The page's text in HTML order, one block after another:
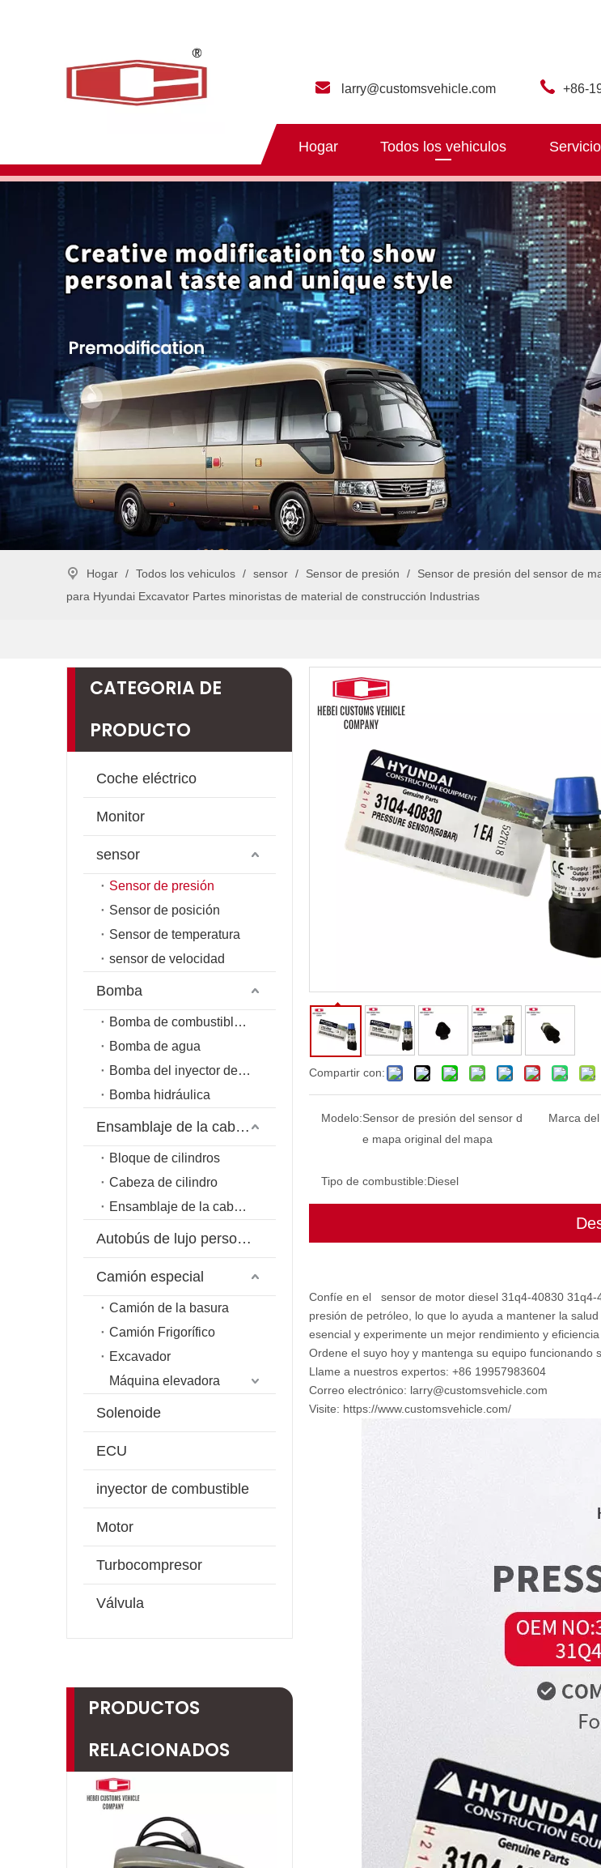
larry@customsvehicle.com +86-
Hogar Todos los vehiculos Servicio
Hogar / Todos los vehiculos / sensor / Sensor de presión /
Sensor de presión del sensor de
para Hyundai Excavator Partes minoristas de material de construcción Industrias
CATEGORIA DE
PRODUCTO
Coche eléctrico
Monitor
sensor
Sensor de presión
Sensor de posición
Sensor de temperatura
sensor de velocidad
Bomba
Bomba de combustible de riel común
Bomba de agua
Bomba del inyector de combustible
Bomba hidráulica
Ensamblaje de la cabeza del cilindro
Bloque de cilindros
Cabeza de cilindro
Ensamblaje de la cabeza del cilindro
Autobús de lujo personalizado
Camión especial
Camión de la basura
Camión Frigorífico
Excavador
Máquina elevadora
Solenoide
ECU
inyector de combustible
Motor
Turbocompresor
Válvula
PRODUCTOS
RELACIONADOS
Compartir con:
Modelo:Sensor de presión del sensor d
e mapa original del mapa
Marca
Tipo de combustible:Diesel
Confíe en el sensor de motor diesel 31q4-40830
presión de petróleo, lo que lo ayuda a mantener la
esencial y experimente un mejor rendimiento y
Ordene el suyo hoy y mantenga su equipo funcionando
Llame a nuestros expertos: +86 19957983604
Correo electrónico: larry@customsvehicle.com
Visite: https://www.customsvehicle.com/